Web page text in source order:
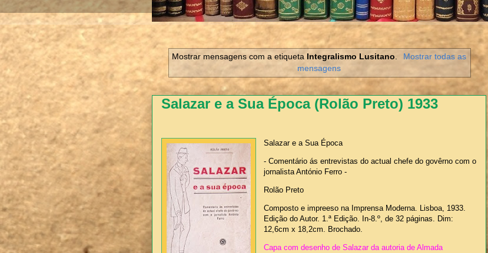
Mostrar mensagens com a etiqueta Integralismo Lusitano
Mostrar todas as
mensagens
Salazar e a Sua Época (Rolão Preto) 1933
Salazar e a Sua Época
- Comentário ás entrevistas do actual chefe do govêrno com o
jornalista António Ferro -
Rolão Preto
Composto e impreeso na Imprensa Moderna. Lisboa, 1933.
Edição do Autor. 1.ª Edição. In-8.º, de 32 páginas. Dim:
12,6cm x 18,2cm. Brochado.
Capa com desenho de Salazar da autoria de Almada